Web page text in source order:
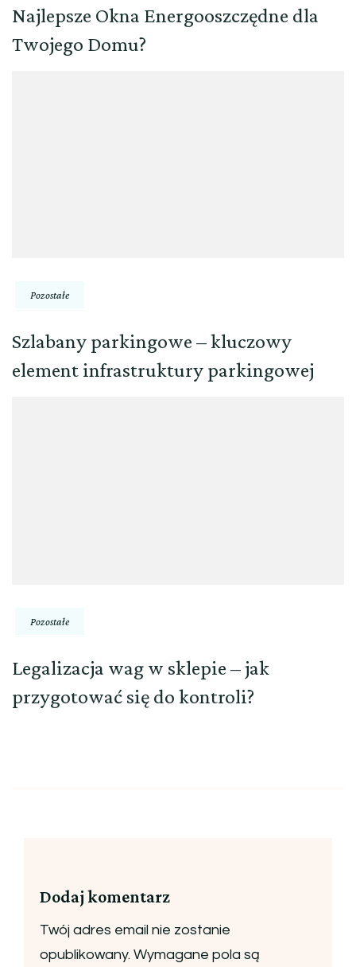
Najlepsze Okna Energooszczędne dla
Twojego Domu?
Pozostałe
Szlabany parkingowe – kluczowy
element infrastruktury parkingowej
Pozostałe
Legalizacja wag w sklepie – jak
przygotować się do kontroli?
Dodaj komentarz
Twój adres email nie zostanie
opublikowany. Wymagane pola są